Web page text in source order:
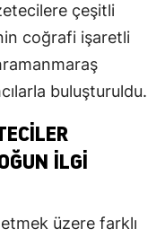
çeşitli
coğrafi işaretli
buluşturuldu.
İLGI
üzere farklı